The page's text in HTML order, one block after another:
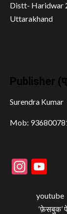
Distt- Haridwar
Uttarakhand
Publisher
Surendra Kumar
Mob:
youtube
‘फ़ेसबुक’